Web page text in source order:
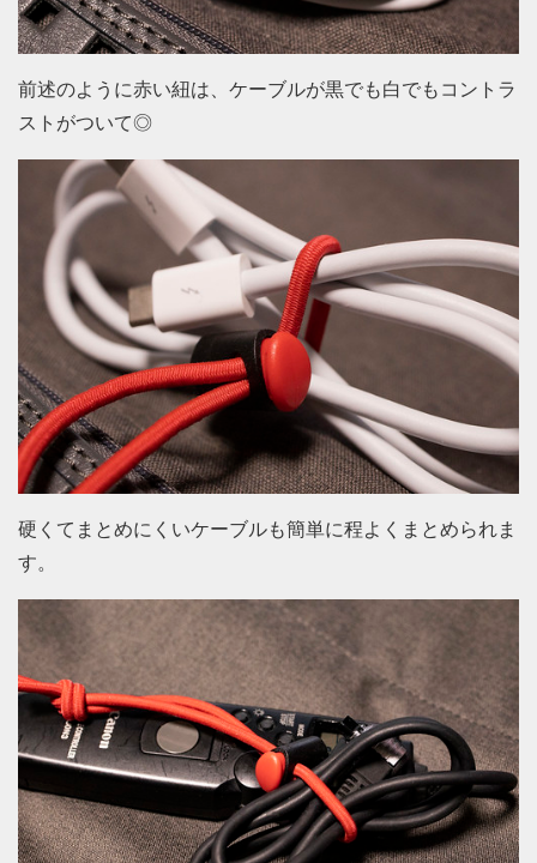
前述のように赤い紐は、ケーブルが黒でも白でもコントラ
ストがついて◎
硬くてまとめにくいケーブルも簡単に程よくまとめられま
す。